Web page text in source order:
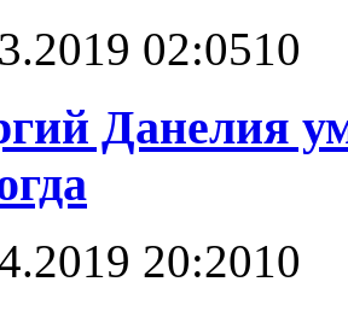
02:0510
Данелия
20:2010